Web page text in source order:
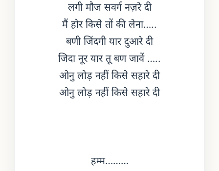
लगी मौज सवर्ग नज़रे दी
मैं होर किसे तों की लेना…..
बणी जिंदगी यार दुआरे दी
जिदा नूर यार तू बण जावें …..
ओनु लोड़ नहीं किसे सहारे दी
ओनु लोड़ नहीं किसे सहारे दी
हम्म………